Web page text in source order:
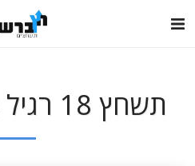
תשחץ 18 רגיל 2022 פתרון